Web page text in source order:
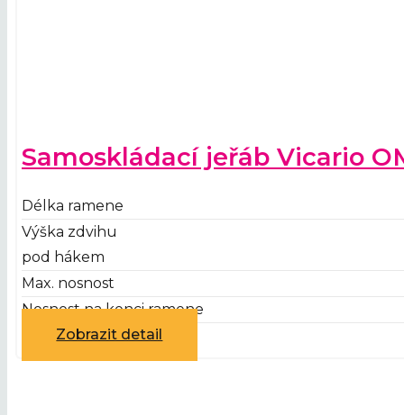
Samoskládací jeřáb Vicario
Délka ramene
Výška zdvihu
pod hákem
Max. nosnost
Nosnost na konci ramene
Zobrazit detail